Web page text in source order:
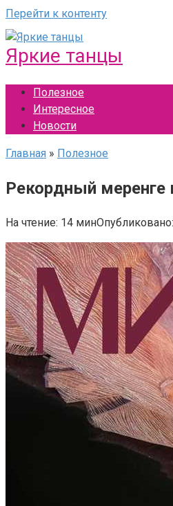
Перейти к контенту
Яркие танцы
Полезное
Интересное
Новости
Главная » Полезное
Рекордный меренге
На чтение: 14 минОпубликовано: